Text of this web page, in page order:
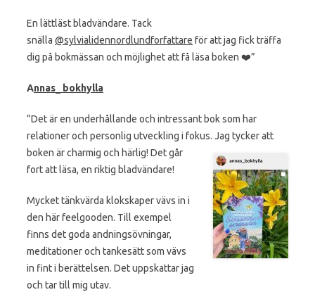
En lättläst bladvändare. Tack
snälla @sylvialidennordlundforfattare för att jag fick träffa
dig på bokmässan och möjlighet att få läsa boken ❤️”
Annas_ bokhylla
”Det är en underhållande och intressant bok som har
relationer och personlig utveckling i fokus. Jag tycker att
boken är charmig och härlig! Det går
fort att läsa, en riktig bladvändare!
Mycket tänkvärda klokskaper vävs in i
den här feelgooden. Till exempel
finns det goda andningsövningar,
meditationer och tankesätt som vävs
in fint i berättelsen. Det uppskattar jag
och tar till mig utav.